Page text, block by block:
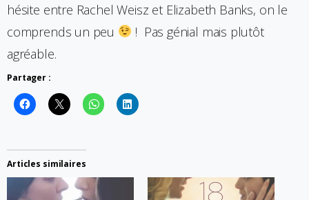
hésite entre Rachel Weisz et Elizabeth Banks, on le
comprends un peu
! Pas génial mais plutôt
agréable.
Partager :
Articles similaires